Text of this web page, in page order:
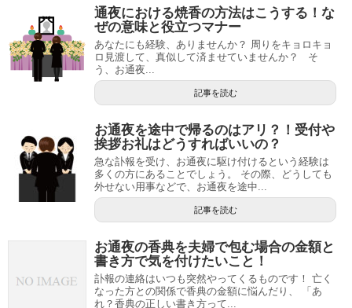
通夜における焼香の方法はこうする！な
ぜの意味と役立つマナー
あなたにも経験、ありませんか？ 周りをキョロキョ
ロ見渡して、真似して済ませていませんか？ そ
う、お通夜...
記事を読む
お通夜を途中で帰るのはアリ？！受付や
挨拶お礼はどうすればいいの？
急な訃報を受け、お通夜に駆け付けるという経験は
多くの方にあることでしょう。 その際、どうしても
外せない用事などで、お通夜を途中...
記事を読む
お通夜の香典を夫婦で包む場合の金額と
書き方で気を付けたいこと！
訃報の連絡はいつも突然やってくるものです！ 亡く
なった方との関係で香典の金額に悩んだり、 「あ
れ？香典の正しい書き方って...